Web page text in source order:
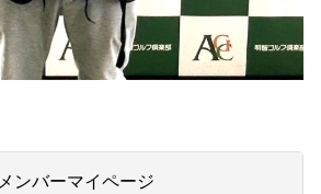
メンバーマイページ